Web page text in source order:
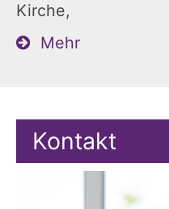
Kirche,
Mehr
Kontakt